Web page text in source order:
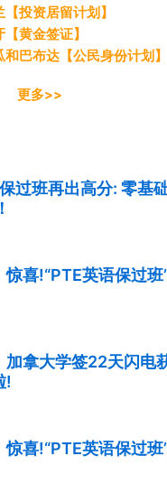
投资居留计划】
黄金签证】
和巴布达【公民身份计划】
>>
过班再出高分: 零基
惊喜!“PTE英语保过班
加拿大学签22天闪电
!
惊喜!“PTE英语保过班